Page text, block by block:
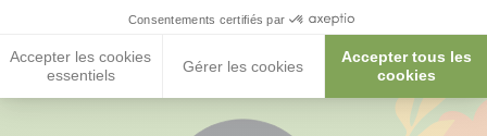
Consentements certifiés par
Accepter les cookies
essentiels
Gérer les cookies
Accepter tous les
cookies